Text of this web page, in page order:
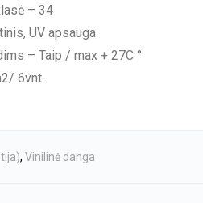
– 34
UV apsauga
– Taip / max + 27C °
6vnt.
, Vinilinė danga